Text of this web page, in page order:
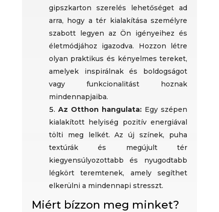
gipszkarton szerelés lehetőséget ad
arra, hogy a tér kialakítása személyre
szabott legyen az Ön igényeihez és
életmódjához igazodva. Hozzon létre
olyan praktikus és kényelmes tereket,
amelyek inspirálnak és boldogságot
vagy funkcionalitást hoznak
mindennapjaiba.
Az Otthon hangulata: Egy szépen
kialakított helyiség pozitív energiával
tölti meg lelkét. Az új színek, puha
textúrák és megújult tér
kiegyensúlyozottabb és nyugodtabb
légkört teremtenek, amely segíthet
elkerülni a mindennapi stresszt.
Miért bízzon meg minket?